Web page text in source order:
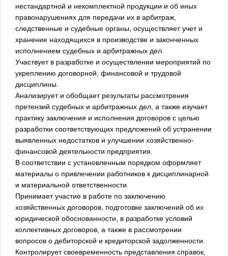
нестандартной и некомплектной продукции и об иных
правонарушениях для передачи их в арбитраж,
следственные и судебные органы, осуществляет учет и
хранение находящихся в производстве и законченных
исполнением судебных и арбитражных дел.
Участвует в разработке и осуществлении мероприятий по
укреплению договорной, финансовой и трудовой
дисциплины.
Анализирует и обобщает результаты рассмотрения
претензий судебных и арбитражных дел, а также изучает
практику заключения и исполнения договоров с целью
разработки соответствующих предложений об устранении
выявленных недостатков и улучшении хозяйственно-
финансовой деятельности предприятия.
В соответствии с установленным порядком оформляет
материалы о привлечении работников к дисциплинарной
и материальной ответственности.
Принимает участие в работе по заключению
хозяйственных договоров, подготовке заключений об их
юридической обоснованности, в разработке условий
коллективных договоров, а также в рассмотрении
вопросов о дебиторской и кредиторской задолженности.
Контролирует своевременность представления справок,